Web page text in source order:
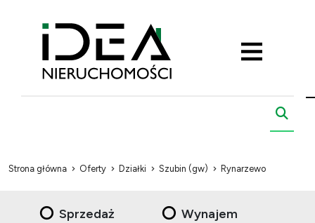
Strona główna Oferty Działki Szubin (gw) Rynarzewo
Sprzedaż
Wynajem